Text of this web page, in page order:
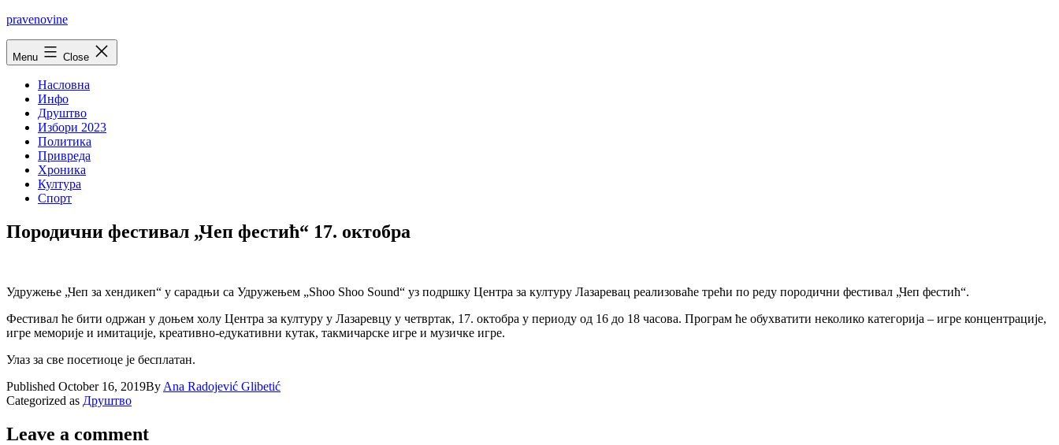
Skip
pravenovine
Menu Close
Насловна
Инфо
Друштво
Избори 2023
Политика
Привреда
Хроника
Култура
Спорт
Породични фестивал „Чеп фестић“ 17. октобра
Удружење „Чеп за хендикеп“ у сарадњи са Удружењем „Shoo Shoo Sound“ уз подршку Центра за културу Лазаревац реализоваће трећи по реду породични фестивал „Чеп фестић“.
Фестивал ће бити одржан у доњем холу Центра за културу у Лазаревцу у четвртак, 17. октобра у периоду од 16 до 18 часова. Програм ће обухватити неколико категорија – игре концентрације,
игре меморије и имитације, креативно-едукативни кутак, такмичарске игре и музичке игре.
Улаз за све посетиоце је бесплатан.
Published October 16, 2019By Ana Radojević Glibetić
Categorized as Друштво
Leave a comment